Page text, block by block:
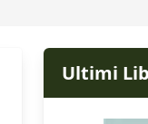
Ultimi